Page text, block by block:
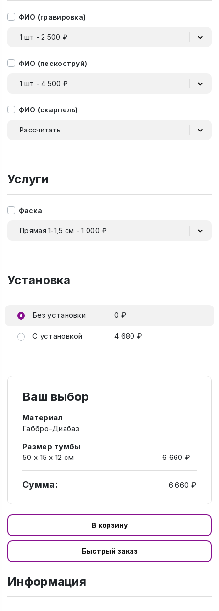
ФИО (гравировка)
1 шт - 2 500 ₽
ФИО (пескоструй)
1 шт - 4 500 ₽
ФИО (скарпель)
Рассчитать
Услуги
Фаска
Прямая 1-1,5 см - 1 000 ₽
Установка
Без установки 0 ₽
С установкой 4 680 ₽
Ваш выбор
Материал
Габбро-Диабаз
Размер тумбы
50 х 15 х 12 см
6 660 ₽
Сумма: 6 660 ₽
В корзину
Быстрый заказ
Информация